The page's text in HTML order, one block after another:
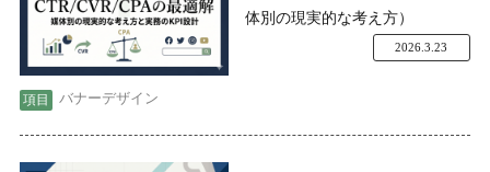
体別の現実的な考え方）
バナーデザイン
2026.3.23